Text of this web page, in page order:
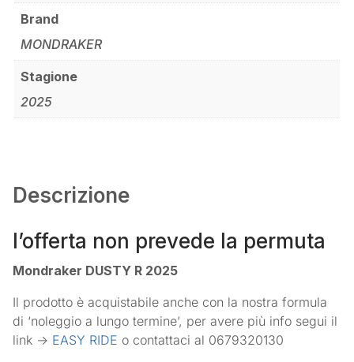
Brand
MONDRAKER
Stagione
2025
Descrizione
l’offerta non prevede la permuta
Mondraker DUSTY R 2025
Il prodotto è acquistabile anche con la nostra formula
di ‘noleggio a lungo termine’, per avere più info segui il
link -> EASY RIDE o contattaci al 0679320130